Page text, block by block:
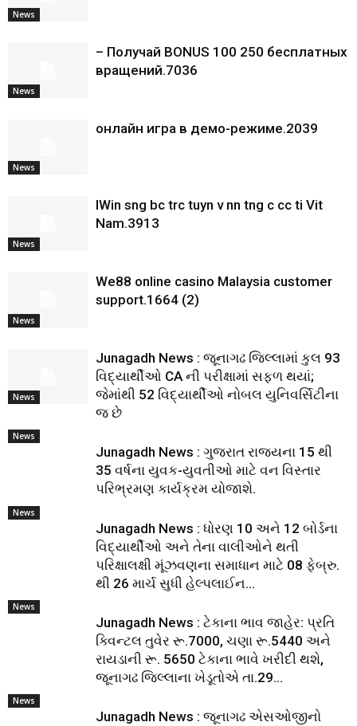
News
News
– Получай BONUS 100 250 бесплатных
вращений.7036
News
онлайн игра в демо-режиме.2039
News
IWin sng bc trc tuyn v nn tng c cc ti Vit
Nam.3913
News
We88 online casino Malaysia customer
support.1664 (2)
News
Junagadh News : જૂનાગઢ જિલ્લામાં કુલ 93
વિદ્યાર્થીઓ CA ની પરીક્ષામાં સફળ થયાં;
જેમાંથી 52 વિદ્યાર્થીઓ નોબલ યુનિવર્સિટીના
જ છે
News
Junagadh News : ગુજરાત રાજ્યના 15 થી
35 વર્ષના યુવક-યુવતીઓ માટે વન વિસ્તાર
પરિભ્રમણ કાર્યક્રમ યોજાશે.
News
Junagadh News : ધોરણ 10 અને 12 બોર્ડના
વિદ્યાર્થીઓ અને તેના વાલીઓને થતી
પરિક્ષાલક્ષી મૂંઝવણના સમાધાન માટે 08 ફેબ્રુ.
થી 26 માર્ચ સુધી હેલ્પલાઈન...
News
Junagadh News : ટેકાના ભાવ જાહેર: પ્રતિ
ક્વિન્ટલ તુવેર રૂ.7000, ચણા રૂ.5440 અને
રાયડાની રૂ. 5650 ટેકાના ભાવે ખરીદી થશે,
જૂનાગઢ જિલ્લાના ખેડૂતોએ તા.29...
News
Junagadh News : જૂનાગઢ એસઓજીનો